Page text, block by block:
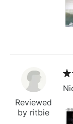
Reviewed
by ritbie